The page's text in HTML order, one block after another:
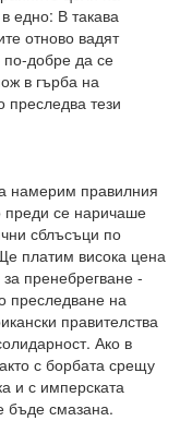
едно: В такава
отново вадят
по-добре да се
в гърба на
преследва тези
намерим правилния
преди се наричаше
сблъсъци по
платим висока цена
пренебрегване -
преследване на
правителства
Ако в
с борбата срещу
и с имперската
бъде смазана.